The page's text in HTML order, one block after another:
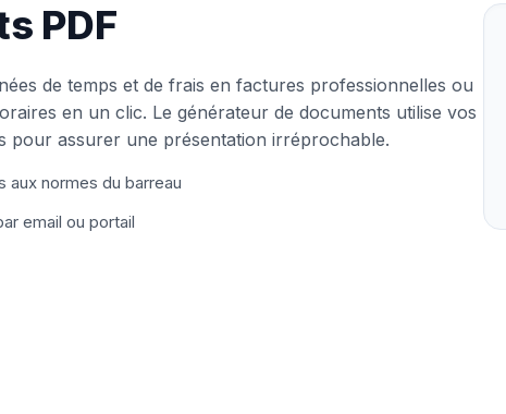
PDF
de temps et de frais en factures professionnelles ou
en un clic. Le générateur de documents utilise vos
pour assurer une présentation irréprochable.
normes du barreau
email ou portail